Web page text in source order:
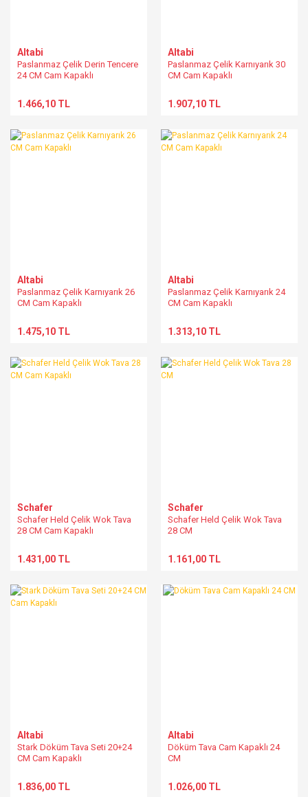
Altabi
Paslanmaz Çelik Derin Tencere
24 CM Cam Kapaklı
1.466,10 TL
Altabi
Paslanmaz Çelik Karnıyarık 30
CM Cam Kapaklı
1.907,10 TL
Altabi
Paslanmaz Çelik Karnıyarık 26
CM Cam Kapaklı
1.475,10 TL
Altabi
Paslanmaz Çelik Karnıyarık 24
CM Cam Kapaklı
1.313,10 TL
Schafer
Schafer Held Çelik Wok Tava
28 CM Cam Kapaklı
1.431,00 TL
Schafer
Schafer Held Çelik Wok Tava
28 CM
1.161,00 TL
Altabi
Stark Döküm Tava Seti 20+24
CM Cam Kapaklı
1.836,00 TL
Altabi
Döküm Tava Cam Kapaklı 24
CM
1.026,00 TL